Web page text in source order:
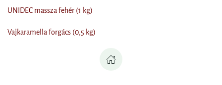
UNIDEC massza fehér (1 kg)
Vajkaramella forgács (0,5 kg)